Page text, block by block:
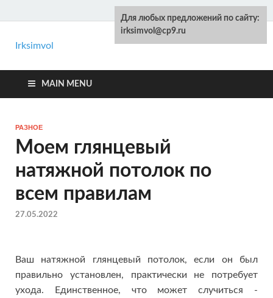
Irksimvol
Kelot.ru
MAIN MENU
РАЗНОЕ
Моем глянцевый
натяжной потолок по
всем правилам
27.05.2022
Ваш натяжной глянцевый потолок, если он был
правильно установлен, практически не потребует
ухода. Единственное, что может случиться -
Для любых предложений по сайту:
irksimvol@cp9.ru